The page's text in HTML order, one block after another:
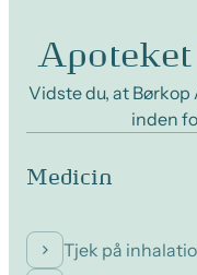
Vidste du, at
inden
Medicin
Tjek på